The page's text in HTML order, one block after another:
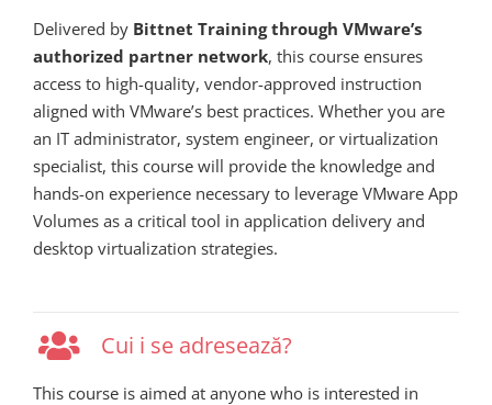
Delivered by Bittnet Training through VMware’s
authorized partner network, this course ensures
access to high-quality, vendor-approved instruction
aligned with VMware’s best practices. Whether you are
an IT administrator, system engineer, or virtualization
specialist, this course will provide the knowledge and
hands-on experience necessary to leverage VMware App
Volumes as a critical tool in application delivery and
desktop virtualization strategies.
Cui i se adresează?
This course is aimed at anyone who is interested in